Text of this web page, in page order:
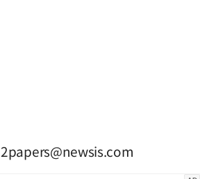
2papers@newsis.com